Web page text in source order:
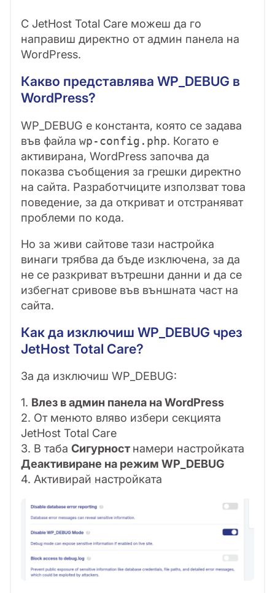
С JetHost Total Care можеш да го
направиш директно от админ панела на
WordPress.
Какво представлява WP_DEBUG в
WordPress?
WP_DEBUG е константа, която се задава
във файла wp-config.php. Когато е
активирана, WordPress започва да
показва съобщения за грешки директно
на сайта. Разработчиците използват това
поведение, за да откриват и отстраняват
проблеми по кода.
Но за живи сайтове тази настройка
винаги трябва да бъде изключена, за да
не се разкриват вътрешни данни и да се
избегнат сривове във външната част на
сайта.
Как да изключиш WP_DEBUG чрез
JetHost Total Care?
За да изключиш WP_DEBUG:
1. Влез в админ панела на WordPress
2. От менюто вляво избери секцията
JetHost Total Care
3. В таба Сигурност намери настройката
Деактивиране на режим WP_DEBUG
4. Активирай настройката